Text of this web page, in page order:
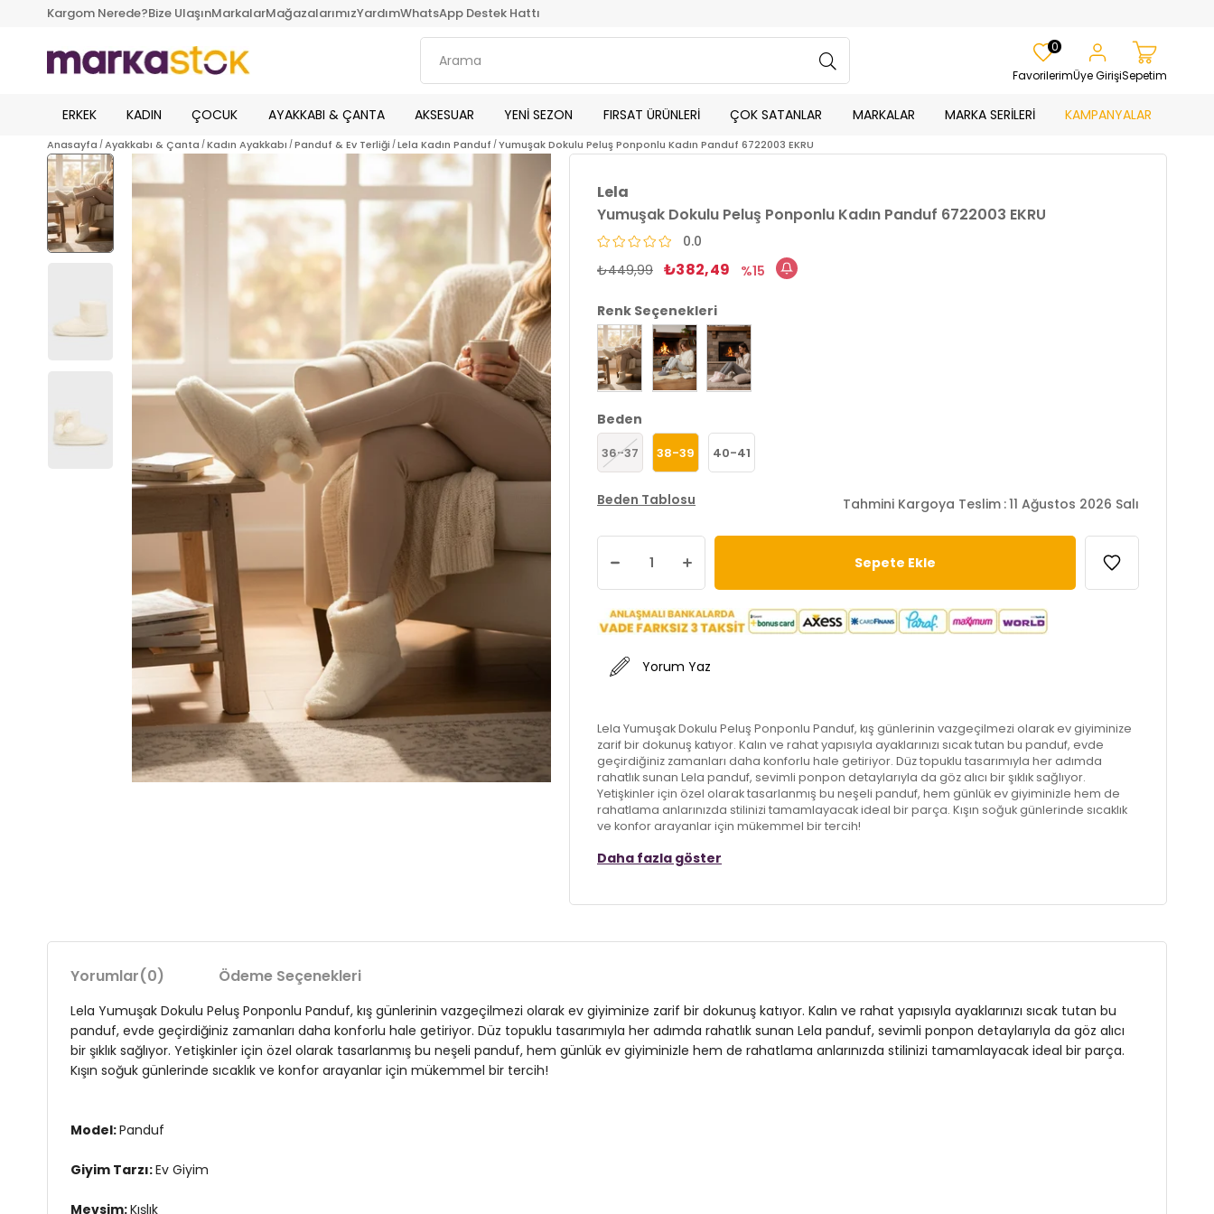
Kargom Nerede?Bize UlaşınMarkalarMağazalarımızYardımWhatsApp Destek Hattı
Favorilerim
0
Üye GirişiSepetim
ERKEK KADIN ÇOCUK AYAKKABI & ÇANTA AKSESUAR YENİ SEZON FIRSAT ÜRÜNLERİ ÇOK SATANLAR MARKALAR MARKA SERİLERİ KAMPANYALAR
Anasayfa Ayakkabı & Çanta Kadın Ayakkabı Panduf & Ev Terliği Lela Kadın Panduf Yumuşak Dokulu Peluş Ponponlu Kadın Panduf 6722003 EKRU
Lela
Yumuşak Dokulu Peluş Ponponlu Kadın Panduf 6722003 EKRU
0.0
₺449,99 ₺382,49 15
Renk Seçenekleri
Beden
36-37 38-39 40-41
Beden Tablosu Tahmini Kargoya Teslim :11 Ağustos 2026 Salı
Yorum Yaz
Lela Yumuşak Dokulu Peluş Ponponlu Panduf, kış günlerinin vazgeçilmezi olarak ev giyiminize
zarif bir dokunuş katıyor. Kalın ve rahat yapısıyla ayaklarınızı sıcak tutan bu panduf, evde
geçirdiğiniz zamanları daha konforlu hale getiriyor. Düz topuklu tasarımıyla her adımda
rahatlık sunan Lela panduf, sevimli ponpon detaylarıyla da göz alıcı bir şıklık sağlıyor.
Yetişkinler için özel olarak tasarlanmış bu neşeli panduf, hem günlük ev giyiminizle hem de
rahatlama anlarınızda stilinizi tamamlayacak ideal bir parça. Kışın soğuk günlerinde sıcaklık
ve konfor arayanlar için mükemmel bir tercih!
Giyim Tarzı:Ev Giyim
Mevsim:Kışlık
Topuk Boyu:Belirtilmemiş
Topuk Tipi:Düz
Daha fazla göster
Yorumlar(0) Ödeme Seçenekleri
Lela Yumuşak Dokulu Peluş Ponponlu Panduf, kış günlerinin vazgeçilmezi olarak ev giyiminize zarif bir dokunuş katıyor. Kalın ve rahat yapısıyla ayaklarınızı sıcak tutan bu
panduf, evde geçirdiğiniz zamanları daha konforlu hale getiriyor. Düz topuklu tasarımıyla her adımda rahatlık sunan Lela panduf, sevimli ponpon detaylarıyla da göz alıcı
bir şıklık sağlıyor. Yetişkinler için özel olarak tasarlanmış bu neşeli panduf, hem günlük ev giyiminizle hem de rahatlama anlarınızda stilinizi tamamlayacak ideal bir parça.
Kışın soğuk günlerinde sıcaklık ve konfor arayanlar için mükemmel bir tercih!
Model:Panduf
Giyim Tarzı:Ev Giyim
Mevsim:Kışlık